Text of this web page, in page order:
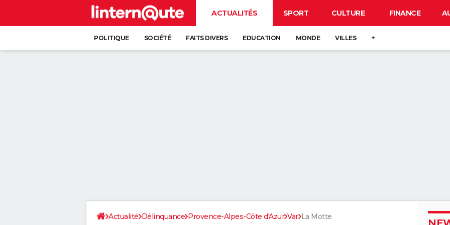
ACTUALITÉS SPORT CULTURE FINANCE
POLITIQUE SOCIÉTÉ FAITS DIVERS EDUCATION MONDE VILLES +
Actualité Délinquance Provence-Alpes-Côte d'Azur Var La Motte